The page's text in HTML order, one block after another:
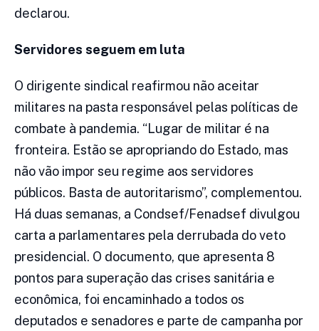
declarou.
Servidores seguem em luta
O dirigente sindical reafirmou não aceitar
militares na pasta responsável pelas políticas de
combate à pandemia. “Lugar de militar é na
fronteira. Estão se apropriando do Estado, mas
não vão impor seu regime aos servidores
públicos. Basta de autoritarismo”, complementou.
Há duas semanas, a Condsef/Fenadsef divulgou
carta a parlamentares pela derrubada do veto
presidencial. O documento, que apresenta 8
pontos para superação das crises sanitária e
econômica, foi encaminhado a todos os
deputados e senadores e parte de campanha por